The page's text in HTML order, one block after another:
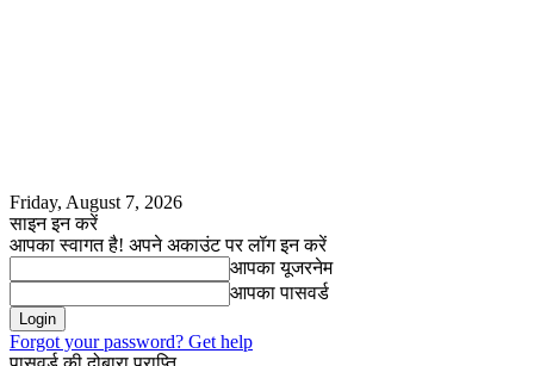
Friday, August 7, 2026
साइन इन करें
आपका स्वागत है! अपने अकाउंट पर लॉग इन करें
आपका यूजरनेम
आपका पासवर्ड
Forgot your password? Get help